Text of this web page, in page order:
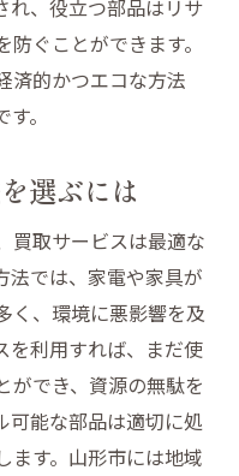
れ、役立つ部品はリサ
ぐことができます。
済的かつエコな方法
。
選ぶには
買取サービスは最適な
法では、家電や家具が
く、環境に悪影響を及
を利用すれば、まだ使
ができ、資源の無駄を
可能な部品は適切に処
ます。山形市には地域